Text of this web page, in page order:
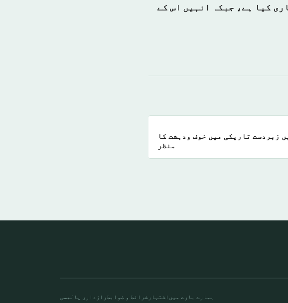
کیا ہے، جبکہ انہیں اس کے
زبردست تاریکی میں خوف ودہشت کا
منظر
ہمارے بارے میں اشتہار شرائط و ضوابط رازداری پالیسی